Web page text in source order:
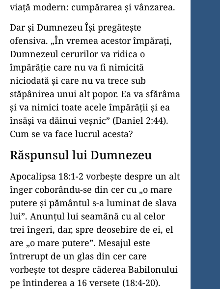
viață modern: cumpărarea și vânzarea.
Dar și Dumnezeu Își pregătește
ofensiva. „În vremea acestor împăraţi,
Dumnezeul cerurilor va ridica o
împărăţie care nu va fi nimicită
niciodată şi care nu va trece sub
stăpânirea unui alt popor. Ea va sfărâma
şi va nimici toate acele împărăţii şi ea
însăşi va dăinui veşnic” (Daniel 2:44).
Cum se va face lucrul acesta?
Răspunsul lui Dumnezeu
Apocalipsa 18:1-2 vorbește despre un alt
înger coborându-se din cer cu „o mare
putere și pământul s-a luminat de slava
lui”. Anunțul lui seamănă cu al celor
trei îngeri, dar, spre deosebire de ei, el
are „o mare putere”. Mesajul este
întrerupt de un glas din cer care
vorbește tot despre căderea Babilonului
pe întinderea a 16 versete (18:4-20).